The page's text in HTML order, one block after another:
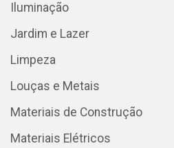
Iluminação
Jardim e Lazer
Limpeza
Louças e Metais
Materiais de Construção
Materiais Elétricos